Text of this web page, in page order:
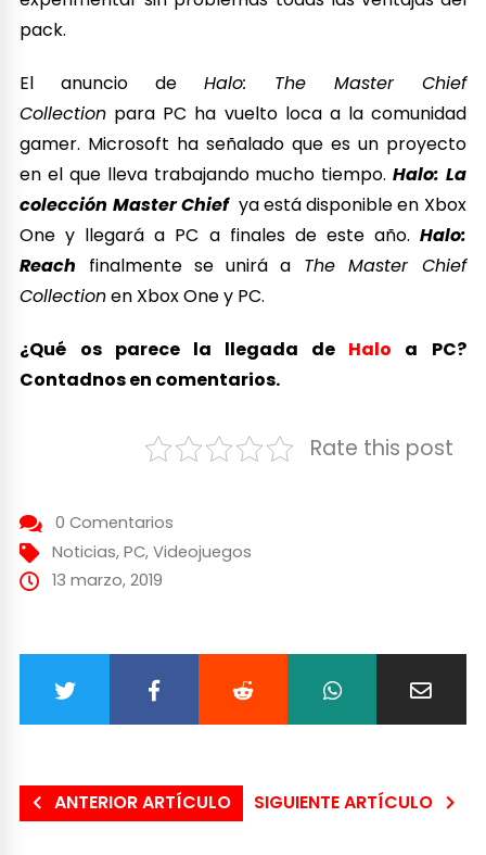
pack.
El anuncio de Halo: The Master Chief
Collection para PC ha vuelto loca a la comunidad
gamer. Microsoft ha señalado que es un proyecto
en el que lleva trabajando mucho tiempo. Halo: La
colección Master Chiefya está disponible en Xbox
One y llegará a PC a finales de este año. Halo:
Reach finalmente se unirá a The Master Chief
Collectionen Xbox One y PC.
¿Qué os parece la llegada de Halo a PC?
Contadnos en comentarios.
Rate this post
0 Comentarios
Noticias, PC, Videojuegos
13 marzo, 2019
ANTERIOR ARTÍCULO SIGUIENTE ARTÍCULO